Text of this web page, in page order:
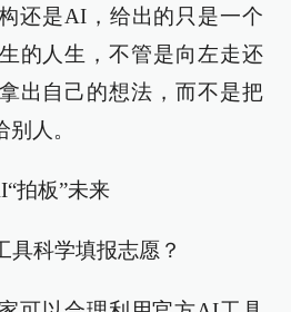
还是AI，给出的只是一个
的人生，不管是向左走还
出自己的想法，而不是把
人。
拍板”未来
具科学填报志愿？